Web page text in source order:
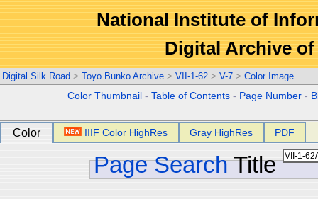
National Institute of
Digital Archive
Digital Silk Road > Toyo Bunko Archive > VII-1-62 > V-7 > Color Image
Color Thumbnail -Table of Contents - Page Number -
Color IIIF Color HighRes Gray HighRes PDF
Page Search Title